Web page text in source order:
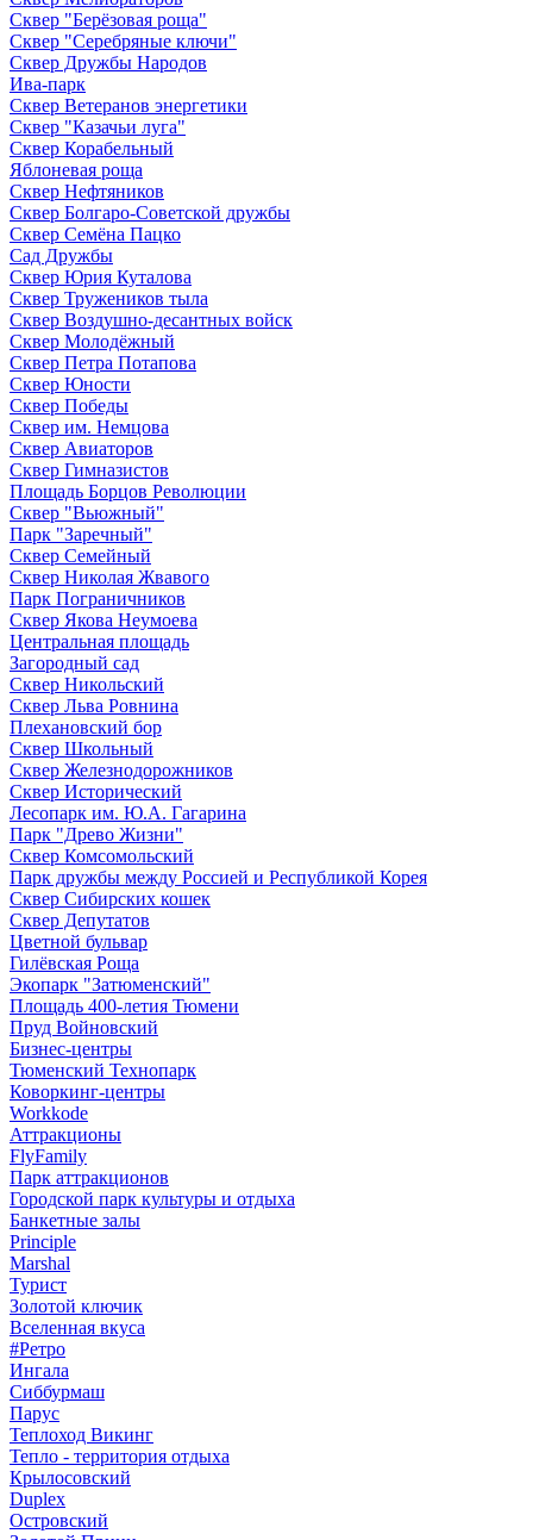
Сквер "Берёзовая роща"
Сквер "Серебряные ключи"
Сквер Дружбы Народов
Ива-парк
Сквер Ветеранов энергетики
Сквер "Казачьи луга"
Сквер Корабельный
Яблоневая роща
Сквер Нефтяников
Сквер Болгаро-Советской дружбы
Сквер Семёна Пацко
Сад Дружбы
Сквер Юрия Куталова
Сквер Тружеников тыла
Сквер Воздушно-десантных войск
Сквер Молодёжный
Сквер Петра Потапова
Сквер Юности
Сквер Победы
Сквер им. Немцова
Сквер Авиаторов
Сквер Гимназистов
Площадь Борцов Революции
Сквер "Вьюжный"
Парк "Заречный"
Сквер Семейный
Сквер Николая Жвавого
Парк Пограничников
Сквер Якова Неумоева
Центральная площадь
Загородный сад
Сквер Никольский
Сквер Льва Ровнина
Плехановский бор
Сквер Школьный
Сквер Железнодорожников
Сквер Исторический
Лесопарк им. Ю.А. Гагарина
Парк "Древо Жизни"
Сквер Комсомольский
Парк дружбы между Россией и Республикой Корея
Сквер Сибирских кошек
Сквер Депутатов
Цветной бульвар
Гилёвская Роща
Экопарк "Затюменский"
Площадь 400-летия Тюмени
Пруд Войновский
Бизнес-центры
Тюменский Технопарк
Коворкинг-центры
Workkode
Аттракционы
FlyFamily
Парк аттракционов
Городской парк культуры и отдыха
Банкетные залы
Principle
Marshal
Турист
Золотой ключик
Вселенная вкуса
#Ретро
Ингала
Сиббурмаш
Парус
Теплоход Викинг
Тепло - территория отдыха
Крылосовский
Duplex
Островский